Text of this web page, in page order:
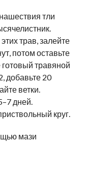
тли
трав, залейте
потом оставьте
готовый травяной
добавьте 20
ветки.
дней.
круг.
мази